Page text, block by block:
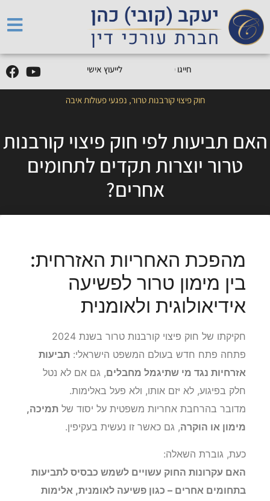
חייגו050- לייעוץ אישי
חוק פיצוי קורבנות טרור, נפגעי פעולות איבה
האם תביעות לפי חוק פיצוי קורבנות
טרור יוצרות תקדים לתחומים
אחרים?
מהפכת האחריות האזרחית:
בין מימון טרור לפשיעה
אידיאולוגית ולאומנית
חקיקתו של חוק פיצוי קורבנות טרור בשנת 2024
פתחה פתח חדש בעולם המשפט הישראלי: תביעות
אזרחיות נגד מי שתיגמל מחבלים, גם אם לא נטל
חלק בפיגוע, לא יזם אותו, ולא פעל באלימות.
מדובר בהרחבת אחריות משפטית על יסוד של תמיכה,
מימון או הוקרה, גם כאשר זו נעשית בעקיפין.
כעת, גוברת השאלה:
האם עקרונות החוק עשויים לשמש כבסיס לתביעות
בתחומים אחרים – כגון פשיעה לאומנית, אלימות